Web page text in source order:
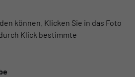
können. Klicken Sie in das Foto
Klick bestimmte